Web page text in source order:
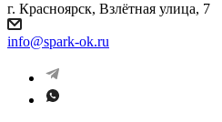
г. Красноярск, Взлётная улица, 7
info@spark-ok.ru